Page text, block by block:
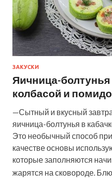
ЗАКУСКИ
Яичница-болтунья
колбасой и
—Сытный и вкусный
яичница-болтунья в
Это необычный способ
качестве основы
которые заполняются
жарятся на сковороде.